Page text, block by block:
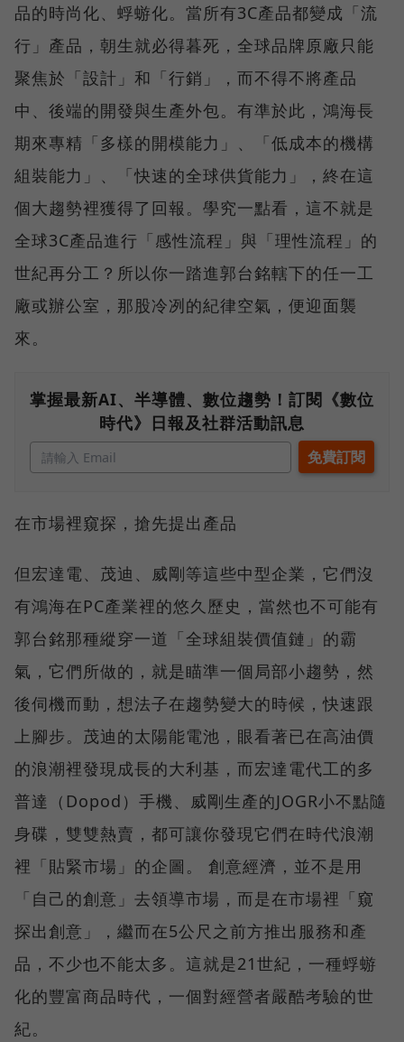
品的時尚化、蜉蝣化。當所有3C產品都變成「流
行」產品，朝生就必得暮死，全球品牌原廠只能
聚焦於「設計」和「行銷」，而不得不將產品
中、後端的開發與生產外包。有準於此，鴻海長
期來專精「多樣的開模能力」、「低成本的機構
組裝能力」、「快速的全球供貨能力」，終在這
個大趨勢裡獲得了回報。學究一點看，這不就是
全球3C產品進行「感性流程」與「理性流程」的
世紀再分工？所以你一踏進郭台銘轄下的任一工
廠或辦公室，那股冷冽的紀律空氣，便迎面襲
來。
掌握最新AI、半導體、數位趨勢！訂閱《數位
時代》日報及社群活動訊息
在市場裡窺探，搶先提出產品
但宏達電、茂迪、威剛等這些中型企業，它們沒
有鴻海在PC產業裡的悠久歷史，當然也不可能有
郭台銘那種縱穿一道「全球組裝價值鏈」的霸
氣，它們所做的，就是瞄準一個局部小趨勢，然
後伺機而動，想法子在趨勢變大的時候，快速跟
上腳步。茂迪的太陽能電池，眼看著已在高油價
的浪潮裡發現成長的大利基，而宏達電代工的多
普達（Dopod）手機、威剛生產的JOGR小不點隨
身碟，雙雙熱賣，都可讓你發現它們在時代浪潮
裡「貼緊市場」的企圖。 創意經濟，並不是用
「自己的創意」去領導市場，而是在市場裡「窺
探出創意」，繼而在5公尺之前方推出服務和產
品，不少也不能太多。這就是21世紀，一種蜉蝣
化的豐富商品時代，一個對經營者嚴酷考驗的世
紀。